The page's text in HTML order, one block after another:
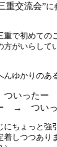
重交流会”に
重で初めての
がいらして
ゆかりのあ
いったー
→ つい
にちょっと強
着しつつあり